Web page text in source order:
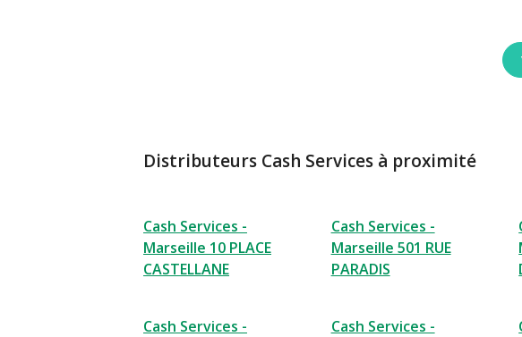
Distributeurs Cash Services à proximité
Cash Services -
Marseille 10 PLACE
CASTELLANE
Cash Services -
Marseille 501 RUE
PARADIS
Cash Services -
Cash Services -